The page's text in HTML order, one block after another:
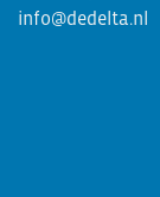
info@dedelta.nl